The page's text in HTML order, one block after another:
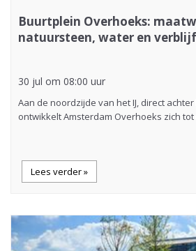
Buurtplein Overhoeks:
natuursteen, water en
30 jul om 08:00 uur
Aan de noordzijde van het IJ, direct
ontwikkelt Amsterdam Overhoeks zich
Lees verder »